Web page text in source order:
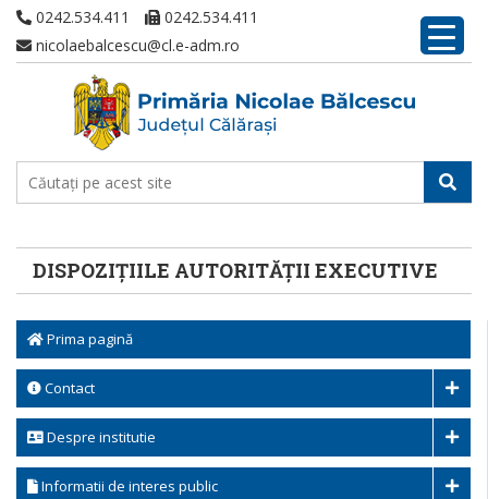
0242.534.411
0242.534.411
nicolaebalcescu@cl.e-adm.ro
DISPOZIŢIILE AUTORITĂŢII EXECUTIVE
Prima pagină
Contact
Despre institutie
Informatii de interes public